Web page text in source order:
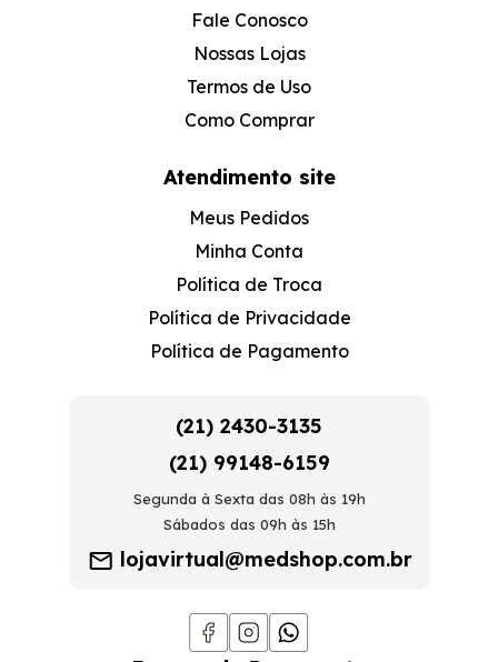
Fale Conosco
Nossas Lojas
Termos de Uso
Como Comprar
Atendimento site
Meus Pedidos
Minha Conta
Política de Troca
Política de Privacidade
Política de Pagamento
(21) 2430-3135
(21) 99148-6159
Segunda à Sexta das 08h às 19h
Sábados das 09h às 15h
lojavirtual@medshop.com.br